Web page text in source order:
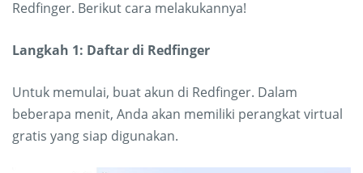
Redfinger. Berikut cara melakukannya!
Langkah 1: Daftar di Redfinger
Untuk memulai, buat akun di Redfinger. Dalam
beberapa menit, Anda akan memiliki perangkat virtual
gratis yang siap digunakan.